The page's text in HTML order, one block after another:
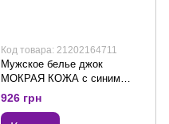
Код товара: 21202164711
Мужское белье джок
МОКРАЯ КОЖА с синим
ободком
926 грн